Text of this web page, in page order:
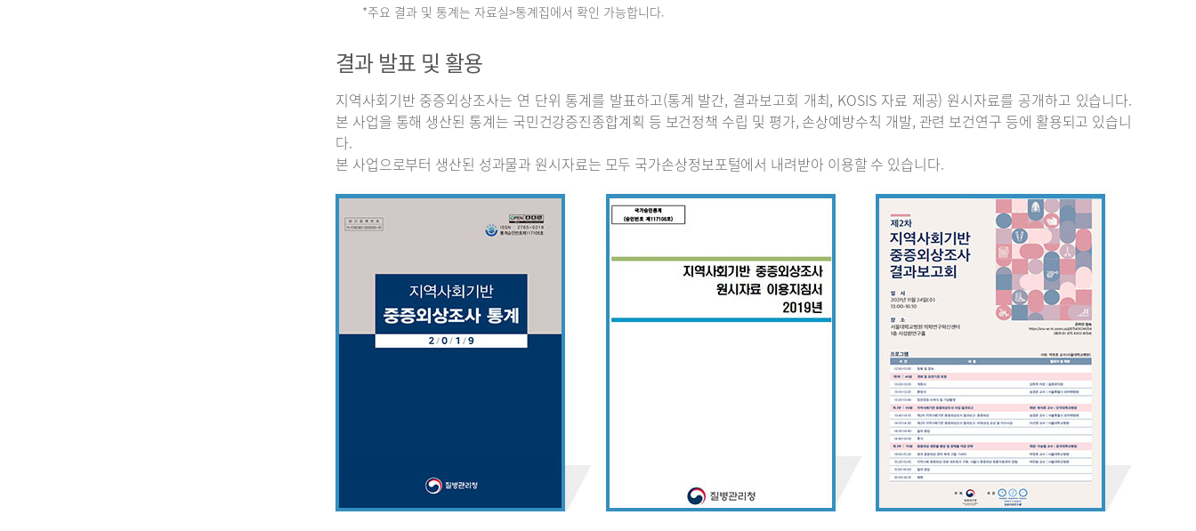
*주요 결과 및 통계는 자료실>통계집에서 확인 가능합니다.
결과 발표 및 활용
지역사회기반 중증외상조사는 연 단위 통계를 발표하고(통계 발간, 결과보고회 개최, KOSIS 자료 제공) 원시자료를 공개하고 있습니다.
본 사업을 통해 생산된 통계는 국민건강증진종합계획 등 보건정책 수립 및 평가, 손상예방수칙 개발, 관련 보건연구 등에 활용되고 있습니
다.
본 사업으로부터 생산된 성과물과 원시자료는 모두 국가손상정보포털에서 내려받아 이용할 수 있습니다.